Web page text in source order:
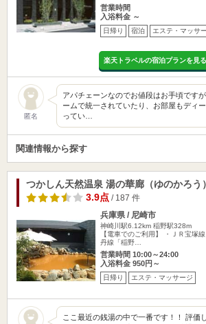
営業時間
入浴料金 ～
日帰り 宿泊 エステ・マッサ
楽天トラベルの宿泊プランを見る
匿名
アパチェーンなのでお値段はお手頃です
ームで統一されていたり、お部屋もディ
ってい…
関連情報から探す
つかしん天然温泉 湯の華廊（ゆのかろう）
3.9点/ 187 件
兵庫県 / 尼崎市
神崎川駅6.12km 稲野駅328m
【電車でのご利用】 ・ＪＲ宝塚
丹線「稲野…
営業時間 10:00～24:00
入浴料金 950円～
日帰り エステ・マッサージ
ここ最近の銭湯の中で一番です！！ 評価